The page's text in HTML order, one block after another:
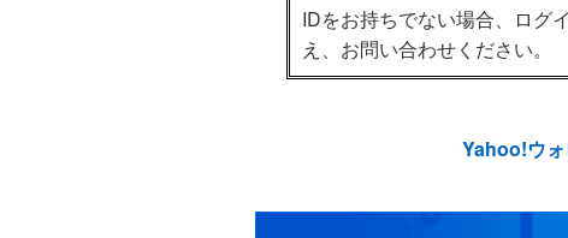
IDをお持ちでない場合、ログ
え、お問い合わせください。
Yahoo!ウォ